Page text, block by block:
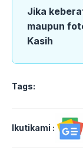
Jika
maupun
Kasih
Tags:
Ikutikami :